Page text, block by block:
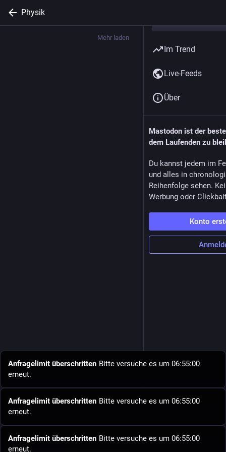
Physik
Mehr laden
Im Trend
Live-Feeds
Über
Mastodon ist der
dem Laufenden zu
Du kannst jedem im
und alles in
Reihenfolge sehen.
Werbung oder
Konto
Anfragelimit überschritten Bitte versuche es um 06:55:00
erneut.
Anfragelimit überschritten Bitte versuche es um 06:55:00
erneut.
Anfragelimit überschritten Bitte versuche es um 06:55:00
erneut.